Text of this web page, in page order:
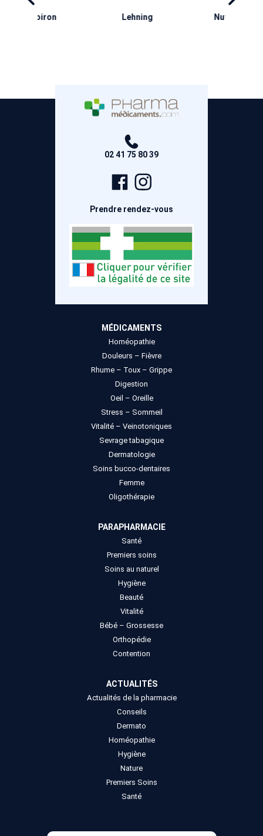
02 41 75 80 39
Page
Facebook
Prendre rendez-vous
MÉDICAMENTS
Homéopathie
Douleurs – Fièvre
Rhume – Toux – Grippe
Digestion
Oeil – Oreille
Stress – Sommeil
Vitalité – Veinotoniques
Sevrage tabagique
Dermatologie
Soins bucco-dentaires
Femme
Oligothérapie
PARAPHARMACIE
Santé
Premiers soins
Soins au naturel
Hygiène
Beauté
Vitalité
Bébé – Grossesse
Orthopédie
Contention
ACTUALITÉS
Actualités de la pharmacie
Conseils
Dermato
Homéopathie
Hygiène
Nature
Premiers Soins
Santé